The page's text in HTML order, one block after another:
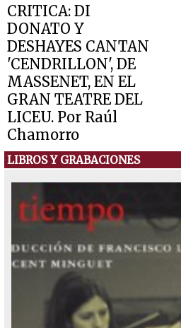
CRITICA: DI
DONATO Y
DESHAYES CANTAN
'CENDRILLON', DE
MASSENET, EN EL
GRAN TEATRE DEL
LICEU. Por Raúl
Chamorro
28 de diciembre de 2013
LIBROS Y GRABACIONES